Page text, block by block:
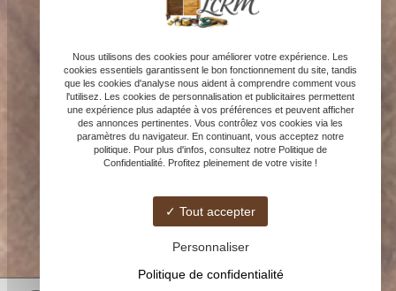
Nous utilisons des cookies pour améliorer votre expérience. Les
cookies essentiels garantissent le bon fonctionnement du site, tandis
que les cookies d'analyse nous aident à comprendre comment vous
l'utilisez. Les cookies de personnalisation et publicitaires permettent
une expérience plus adaptée à vos préférences et peuvent afficher
des annonces pertinentes. Vous contrôlez vos cookies via les
paramètres du navigateur. En continuant, vous acceptez notre
politique. Pour plus d'infos, consultez notre Politique de
Confidentialité. Profitez pleinement de votre visite !
Tout accepter
Personnaliser
Politique de confidentialité